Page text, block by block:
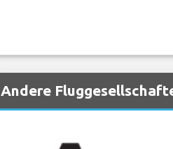
Andere